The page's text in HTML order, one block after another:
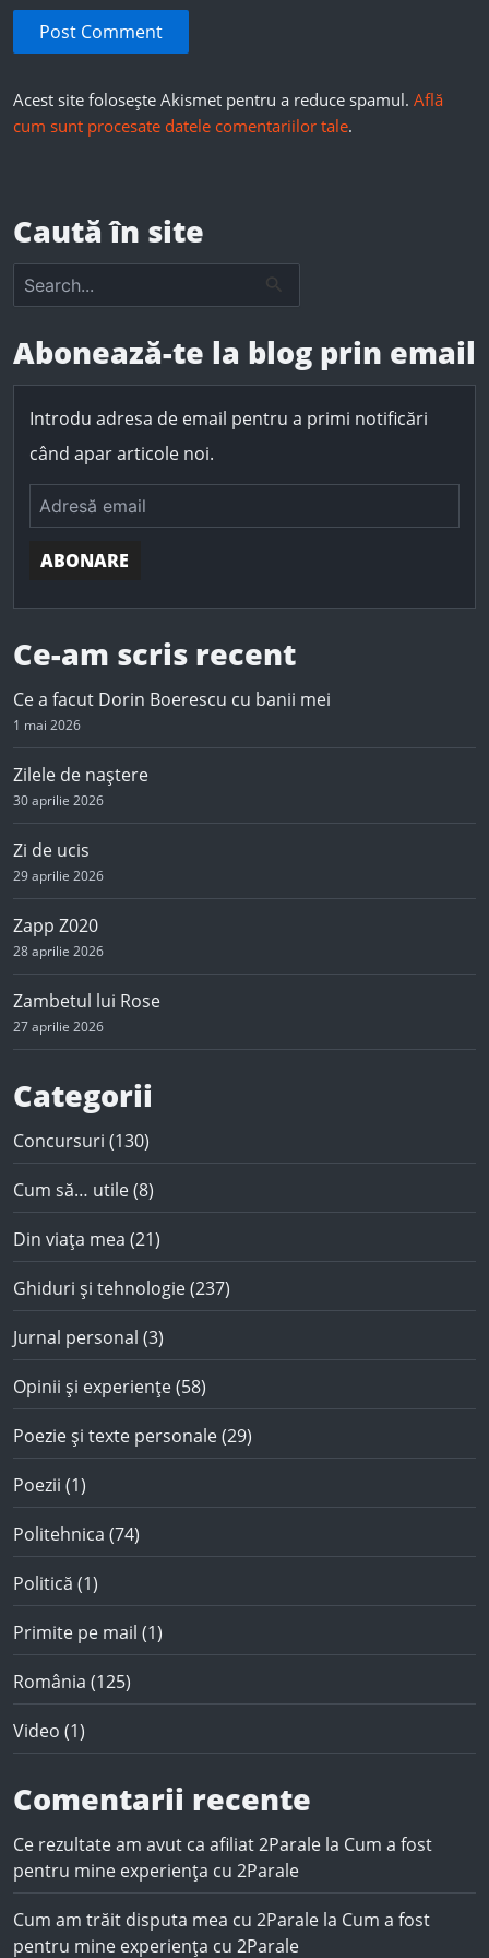
Acest site folosește Akismet pentru a reduce spamul. Află
cum sunt procesate datele comentariilor tale.
Caută în site
c
h
Abonează-te la blog prin email
Introdu adresa de email pentru a primi notificări
când apar articole noi.
ABONARE
Ce-am scris recent
Ce a facut Dorin Boerescu cu banii mei
1 mai 2026
Zilele de naștere
30 aprilie 2026
Zi de ucis
29 aprilie 2026
Zapp Z020
28 aprilie 2026
Zambetul lui Rose
27 aprilie 2026
Categorii
Concursuri (130)
Cum să… utile(8)
Din viața mea (21)
Ghiduri și tehnologie(237)
Jurnal personal (3)
Opinii și experiențe(58)
Poezie și texte personale(29)
Poezii (1)
Politehnica (74)
Politică (1)
Primite pe mail (1)
România (125)
Video (1)
Comentarii recente
Ce rezultate am avut ca afiliat 2Parale la Cum a fost
pentru mine experiența cu 2Parale
Cum am trăit disputa mea cu 2Parale la Cum a fost
pentru mine experiența cu 2Parale